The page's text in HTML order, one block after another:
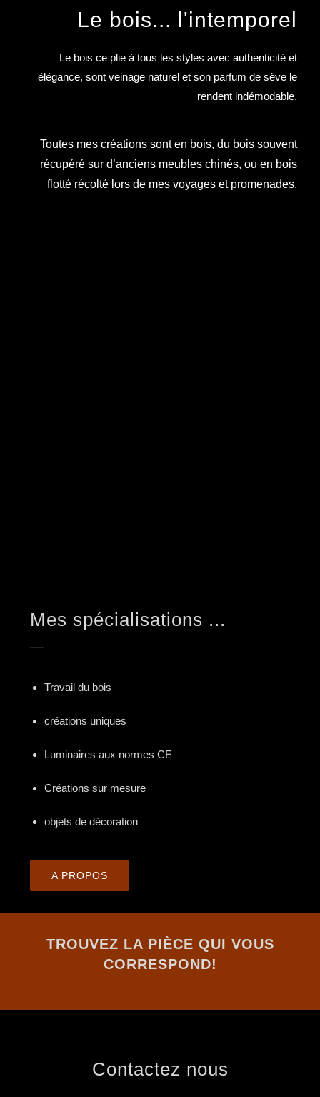
Le bois... l'intemporel
Le bois ce plie à tous les styles avec authenticité et
élégance, sont veinage naturel et son parfum de sève le
rendent indémodable.
Toutes mes créations sont en bois, du bois souvent
récupéré sur d’anciens meubles chinés, ou en bois
flotté récolté lors de mes voyages et promenades.
Mes spécialisations ...
Travail du bois
créations uniques
Luminaires aux normes CE
Créations sur mesure
objets de décoration
A PROPOS
TROUVEZ LA PIÈCE QUI VOUS
CORRESPOND!
Contactez nous